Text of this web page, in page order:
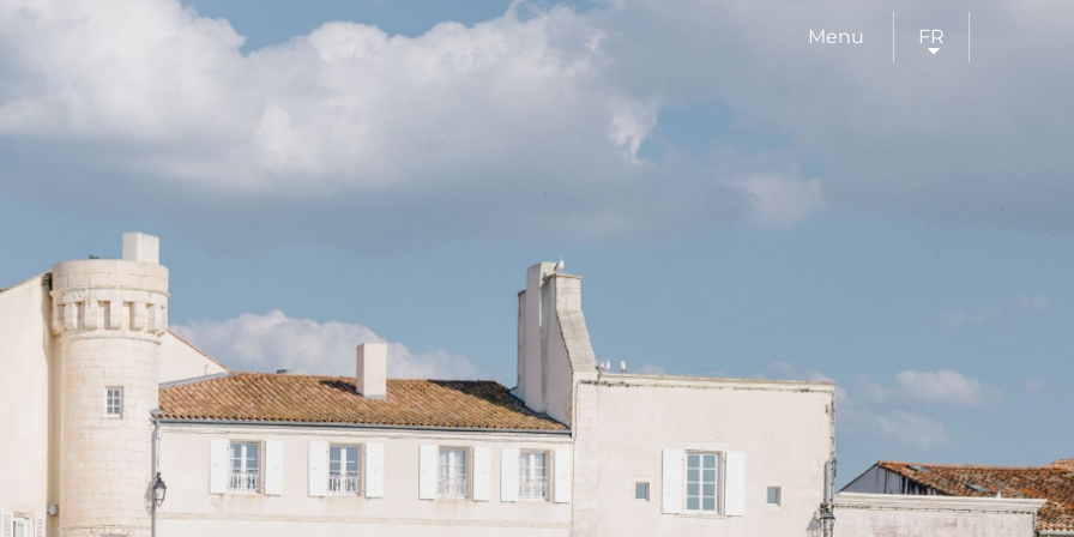
Menu FR
HÔTELS & VILLAS
NOTRE ÉQUIPE
PORTRAITS